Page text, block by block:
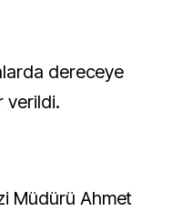
dereceye
verildi.
Müdürü Ahmet